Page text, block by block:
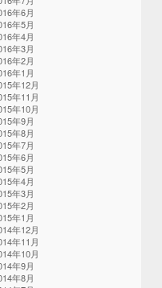
年6月
年5月
年4月
年3月
年2月
年1月
年12月
年11月
年10月
年9月
年8月
年7月
年6月
年5月
年4月
年3月
年2月
年1月
年12月
年11月
年10月
年9月
年8月